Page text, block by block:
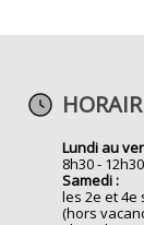
Lundi au
8h30 -
Samedi :
les 2e et 4e
(hors